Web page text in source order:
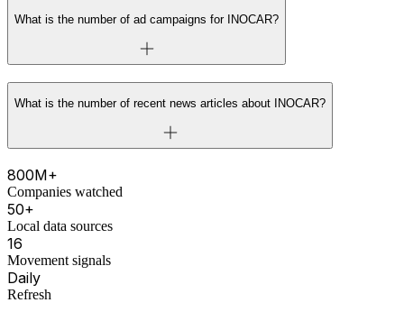
What is the number of ad campaigns for INOCAR?
What is the number of recent news articles about INOCAR?
800M+
Companies watched
50+
Local data sources
16
Movement signals
Daily
Refresh